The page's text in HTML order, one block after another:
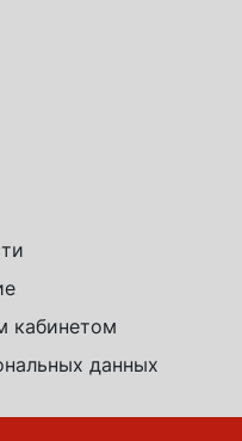
кабинетом
данных